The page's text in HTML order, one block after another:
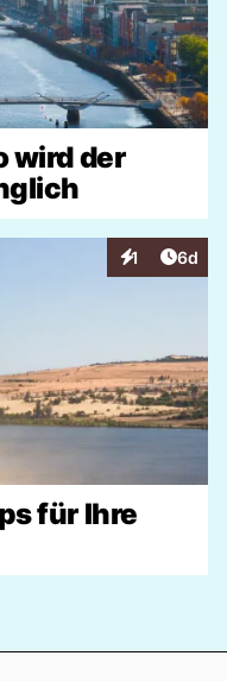
wird der
1
Interaktionen
6d
für Ihre